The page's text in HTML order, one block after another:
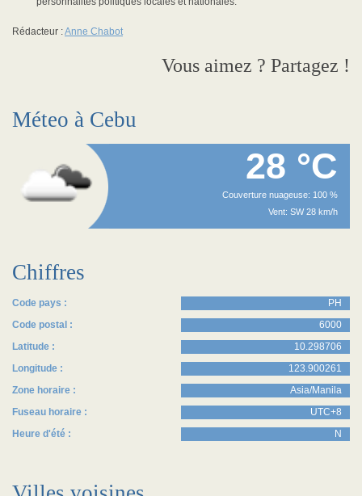
Rédacteur :Anne Chabot
Vous aimez ? Partagez !
Méteo à Cebu
28 °C
Couverture nuageuse: 100 %
Vent: SW 28 km/h
Chiffres
Code pays :
PH
Code postal :
6000
Latitude :
10.298706
Longitude :
123.900261
Zone horaire :
Asia/Manila
Fuseau horaire :
UTC+8
Heure d'été :
N